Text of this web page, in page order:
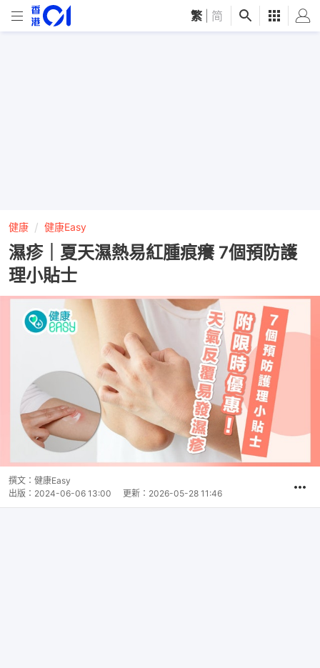
繁 简
健康 健康Easy
濕疹｜夏天濕熱易紅腫痕癢 7個預防護
理小貼士
撰文： 健康Easy
出版： 2024-06-06 13:00 更新： 2026-05-28 11:46